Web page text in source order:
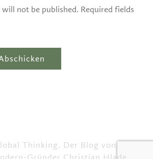
will not be published. Required fields
Thinking. Der Blog von
Gründer Christian Hlade